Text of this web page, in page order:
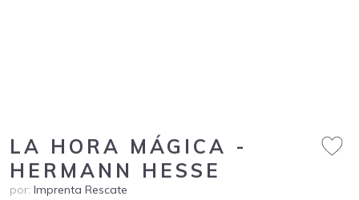
LA HORA MÁGICA -
HERMANN HESSE
por: Imprenta Rescate